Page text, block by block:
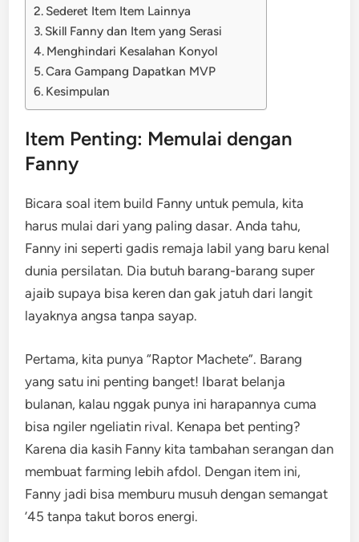
Sederet Item Item Lainnya
Skill Fanny dan Item yang Serasi
Menghindari Kesalahan Konyol
Cara Gampang Dapatkan MVP
Kesimpulan
Item Penting: Memulai dengan
Fanny
Bicara soal item build Fanny untuk pemula, kita
harus mulai dari yang paling dasar. Anda tahu,
Fanny ini seperti gadis remaja labil yang baru kenal
dunia persilatan. Dia butuh barang-barang super
ajaib supaya bisa keren dan gak jatuh dari langit
layaknya angsa tanpa sayap.
Pertama, kita punya “Raptor Machete”. Barang
yang satu ini penting banget! Ibarat belanja
bulanan, kalau nggak punya ini harapannya cuma
bisa ngiler ngeliatin rival. Kenapa bet penting?
Karena dia kasih Fanny kita tambahan serangan dan
membuat farming lebih afdol. Dengan item ini,
Fanny jadi bisa memburu musuh dengan semangat
’45 tanpa takut boros energi.